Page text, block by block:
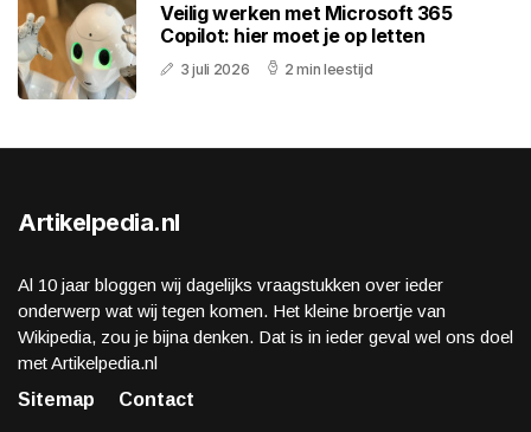
Veilig werken met Microsoft 365
Copilot: hier moet je op letten
3 juli 2026 2 min leestijd
Artikelpedia.nl
Al 10 jaar bloggen wij dagelijks vraagstukken over ieder
onderwerp wat wij tegen komen. Het kleine broertje van
Wikipedia, zou je bijna denken. Dat is in ieder geval wel ons doel
met Artikelpedia.nl
Sitemap
Contact